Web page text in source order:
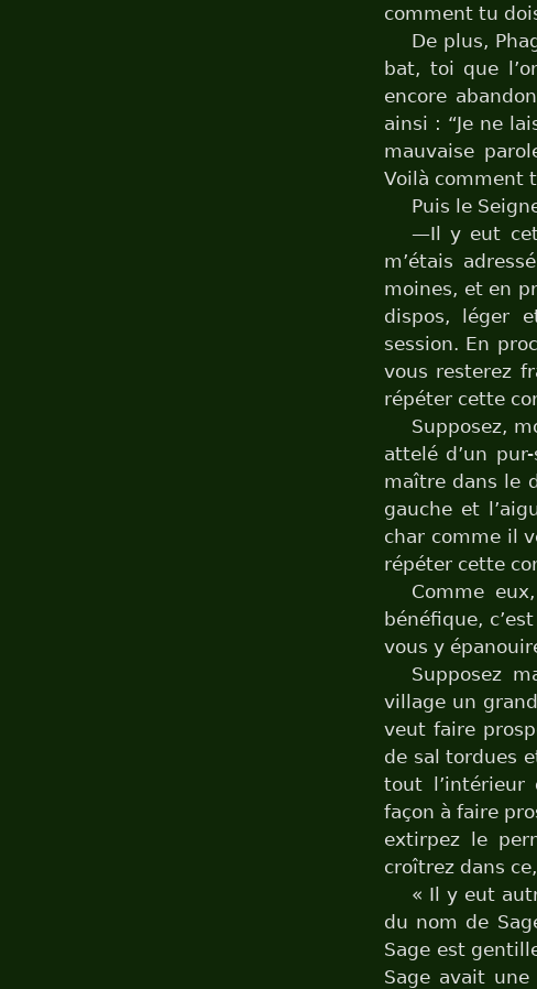
comment tu
De plus,
bat, toi que
encore
ainsi : “Je ne
mauvaise
Voilà comment
Puis le
—Il y eut
m’étais
moines, et en
dispos, léger
session. En
vous resterez
répéter cette
Supposez,
attelé d’un
maître dans le
gauche et
char comme il
répéter cette
Comme
bénéfique,
vous y
Supposez
village un
veut faire
de sal tordues
tout l’intérieur
façon à faire
extirpez le
croîtrez dans
« Il y eut
du nom de
Sage est
Sage avait